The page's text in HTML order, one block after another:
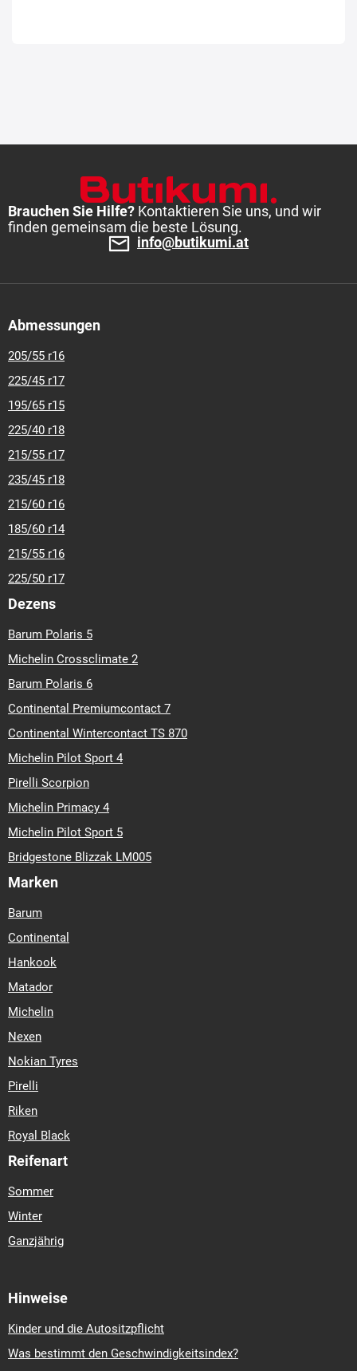
Brauchen Sie Hilfe? Kontaktieren Sie uns, und wir
finden gemeinsam die beste Lösung.
info@butikumi.at
Abmessungen
205/55 r16
225/45 r17
195/65 r15
225/40 r18
215/55 r17
235/45 r18
215/60 r16
185/60 r14
215/55 r16
225/50 r17
Dezens
Barum Polaris 5
Michelin Crossclimate 2
Barum Polaris 6
Continental Premiumcontact 7
Continental Wintercontact TS 870
Michelin Pilot Sport 4
Pirelli Scorpion
Michelin Primacy 4
Michelin Pilot Sport 5
Bridgestone Blizzak LM005
Marken
Barum
Continental
Hankook
Matador
Michelin
Nexen
Nokian Tyres
Pirelli
Riken
Royal Black
Reifenart
Sommer
Winter
Ganzjährig
Hinweise
Kinder und die Autositzpflicht
Was bestimmt den Geschwindigkeitsindex?